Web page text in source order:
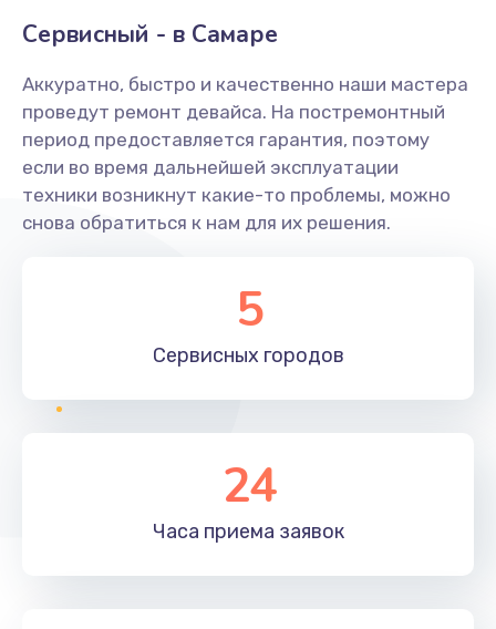
Сервисный - в Самаре
Аккуратно, быстро и качественно наши мастера
проведут ремонт девайса. На постремонтный
период предоставляется гарантия, поэтому
если во время дальнейшей эксплуатации
техники возникнут какие-то проблемы, можно
снова обратиться к нам для их решения.
5
Сервисных городов
24
Часа приема заявок